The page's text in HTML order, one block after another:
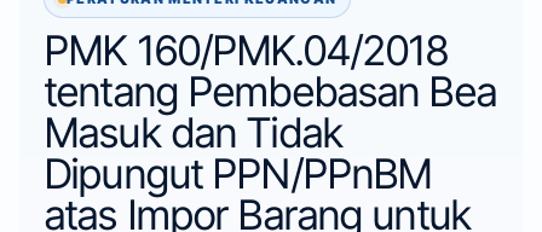
PMK 160/PMK.04/2018
tentang Pembebasan Bea
Masuk dan Tidak
Dipungut PPN/PPnBM
atas Impor Barang untuk